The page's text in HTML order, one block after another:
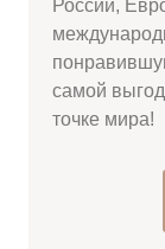
России,
самой
точке мира!